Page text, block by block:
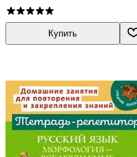
интеллектуальными
нарушениями)
Купить